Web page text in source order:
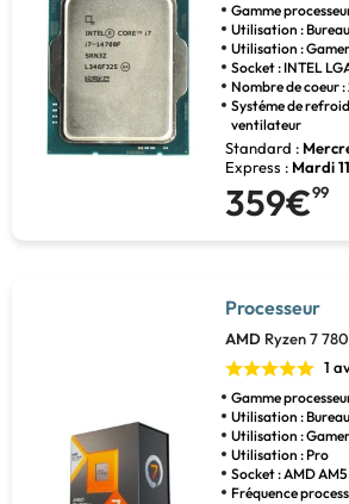
Gamme
Utilisation :
Utilisation : Gamer
Socket : INTEL
Nombre de coeur :
Systéme de
ventilateur
Standard :
Express : Mardi
359€99
Processeur
AMD Ryzen 7
1
Gamme
Utilisation :
Utilisation : Gamer
Utilisation : Pro
Socket : AMD AM5
Fréquence